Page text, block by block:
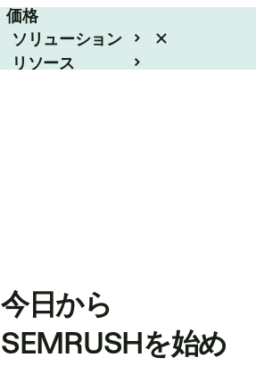
価格
ソリューション
リソース
今日から
SEMRUSHを始め